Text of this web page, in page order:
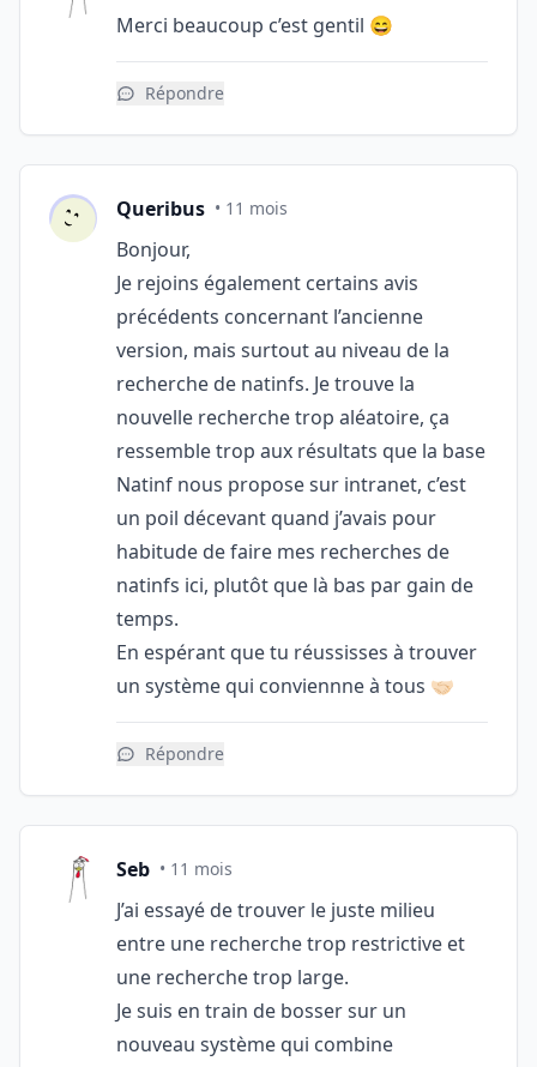
Merci beaucoup c’est gentil 😄
Répondre
Queribus • 11 mois
Bonjour,
Je rejoins également certains avis
précédents concernant l’ancienne
version, mais surtout au niveau de la
recherche de natinfs. Je trouve la
nouvelle recherche trop aléatoire, ça
ressemble trop aux résultats que la base
Natinf nous propose sur intranet, c’est
un poil décevant quand j’avais pour
habitude de faire mes recherches de
natinfs ici, plutôt que là bas par gain de
temps.
En espérant que tu réussisses à trouver
un système qui conviennne à tous 🤝🏻
Répondre
Seb • 11 mois
J’ai essayé de trouver le juste milieu
entre une recherche trop restrictive et
une recherche trop large.
Je suis en train de bosser sur un
nouveau système qui combine